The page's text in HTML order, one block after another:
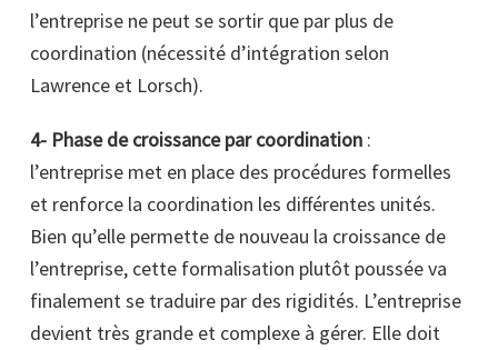
l’entreprise ne peut se sortir que par plus de
coordination (nécessité d’intégration selon
Lawrence et Lorsch).
4- Phase de croissance par coordination :
l’entreprise met en place des procédures formelles
et renforce la coordination les différentes unités.
Bien qu’elle permette de nouveau la croissance de
l’entreprise, cette formalisation plutôt poussée va
finalement se traduire par des rigidités. L’entreprise
devient très grande et complexe à gérer. Elle doit